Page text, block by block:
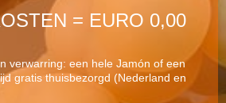
= EURO 0,00
verwarring: een hele Jamón of een
gratis thuisbezorgd (Nederland en